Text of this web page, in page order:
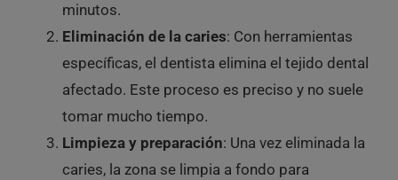
minutos.
Eliminación de la caries: Con herramientas
específicas, el dentista elimina el tejido dental
afectado. Este proceso es preciso y no suele
tomar mucho tiempo.
Limpieza y preparación: Una vez eliminada la
caries, la zona se limpia a fondo para